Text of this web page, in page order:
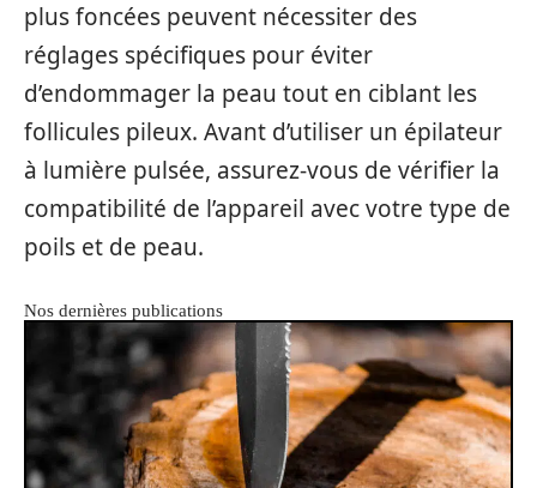
plus foncées peuvent nécessiter des
réglages spécifiques pour éviter
d’endommager la peau tout en ciblant les
follicules pileux. Avant d’utiliser un épilateur
à lumière pulsée, assurez-vous de vérifier la
compatibilité de l’appareil avec votre type de
poils et de peau.
Nos dernières publications